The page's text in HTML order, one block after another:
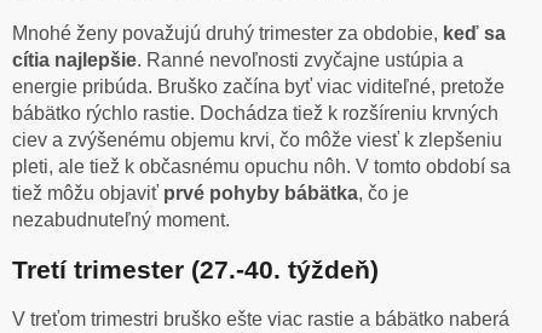
Mnohé ženy považujú druhý trimester za obdobie, keď sa
cítia najlepšie. Ranné nevoľnosti zvyčajne ustúpia a
energie pribúda. Bruško začína byť viac viditeľné, pretože
bábätko rýchlo rastie. Dochádza tiež k rozšíreniu krvných
ciev a zvýšenému objemu krvi, čo môže viesť k zlepšeniu
pleti, ale tiež k občasnému opuchu nôh. V tomto období sa
tiež môžu objaviť prvé pohyby bábätka, čo je
nezabudnuteľný moment.
Tretí trimester (27.-40. týždeň)
V treťom trimestri bruško ešte viac rastie a bábätko naberá